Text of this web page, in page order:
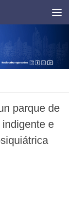
parque de
e